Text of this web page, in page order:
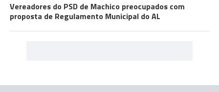
Vereadores do PSD de Machico preocupados com
proposta de Regulamento Municipal do AL